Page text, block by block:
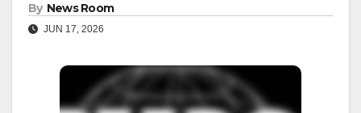
By News Room
JUN 17, 2026